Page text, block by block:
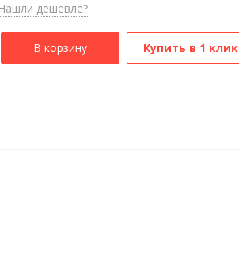
дешевле?
В корзину Купить в 1 клик